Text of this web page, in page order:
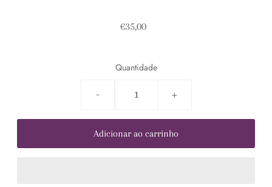
€35,00
Quantidade
- +